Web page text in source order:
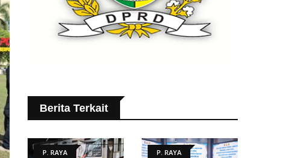
Berita Terkait
P. RAYA P. RAYA